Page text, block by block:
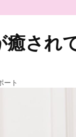
され
ート